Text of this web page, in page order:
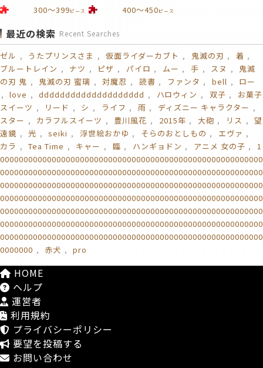
300～399ピース 400～450ピース
最近の検索 Recent Searches
ゼル うたプリンスさま 仮面ライダーカブト 鬼滅の刃
着
ブルートレイン
ナツ ピザ パイロ ムー 手 スヌ
鬼滅
の刃 鬼
鬼滅の刃 蜜璃 対魔忍 読書 ファンタ bell
ロー
love
dddddddddddddddddddd ハロウィン 双子
お菓子
スイーツ
リード シ ライフ 雨
ディズニー キャラクター
スター
カラフルスイーツ 豊川風花 2015年 大砲 リス
望
遠鏡
光 seiki 浮世絵おかゆ そらのおとしもの
エヴァ
カラ
Tea Time キャー 臨 ハンギョドン アニメ 女の子
1
00000000000000000000000000000000000000000000000000000000
00000000000000000000000000000000000000000000000000000000
00000000000000000000000000000000000000000000000000000000
00000000000000000000000000000000000000000000000000000000
00000000000000000000000000000000000000000000000000000000
00000000000000000000000000000000000000000000000000000000
00000000000000000000000000000000000000000000000000000000
0000000
赤犬 pro
HOME
ヘルプ
運営者
利用規約
プライバシーポリシー
要望を投稿する
お問い合わせ